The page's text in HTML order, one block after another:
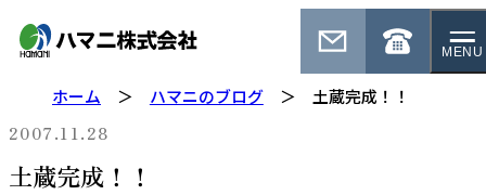
MENU
ホーム ハマニのブログ 土蔵完成！！
土蔵完成！！
2007.11.28